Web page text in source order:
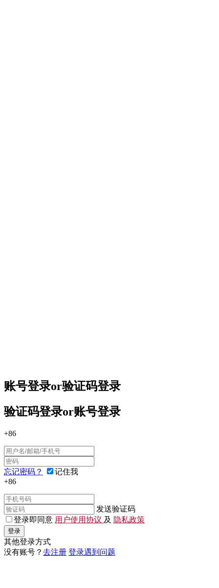
账号登录or验证码登录
验证码登录or账号登录
+86
忘记密码？
记住我
+86
发送验证码
登录即同意 用户使用协议 及 隐私政策
登录
其他登录方式
没有账号？ 去注册 登录遇到问题